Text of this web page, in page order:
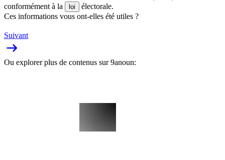
conformément à la
loi
électorale.
Ces informations vous ont-elles été utiles ?
Suivant
Ou explorer plus de contenus sur 9anoun: